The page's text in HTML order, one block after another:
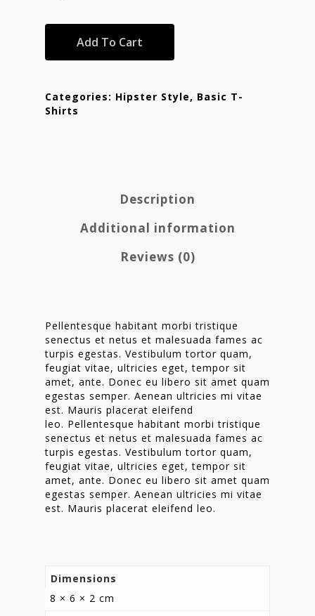
Add To Cart
Categories: Hipster Style, Basic T-
Shirts
Description
Additional information
Reviews (0)
Pellentesque habitant morbi tristique
senectus et netus et malesuada fames ac
turpis egestas. Vestibulum tortor quam,
feugiat vitae, ultricies eget, tempor sit
amet, ante. Donec eu libero sit amet quam
egestas semper. Aenean ultricies mi vitae
est. Mauris placerat eleifend
leo. Pellentesque habitant morbi tristique
senectus et netus et malesuada fames ac
turpis egestas. Vestibulum tortor quam,
feugiat vitae, ultricies eget, tempor sit
amet, ante. Donec eu libero sit amet quam
egestas semper. Aenean ultricies mi vitae
est. Mauris placerat eleifend leo.
Dimensions
8 × 6 × 2 cm
Homepage
Stories
Contact
Nieuwsbrief
Shop